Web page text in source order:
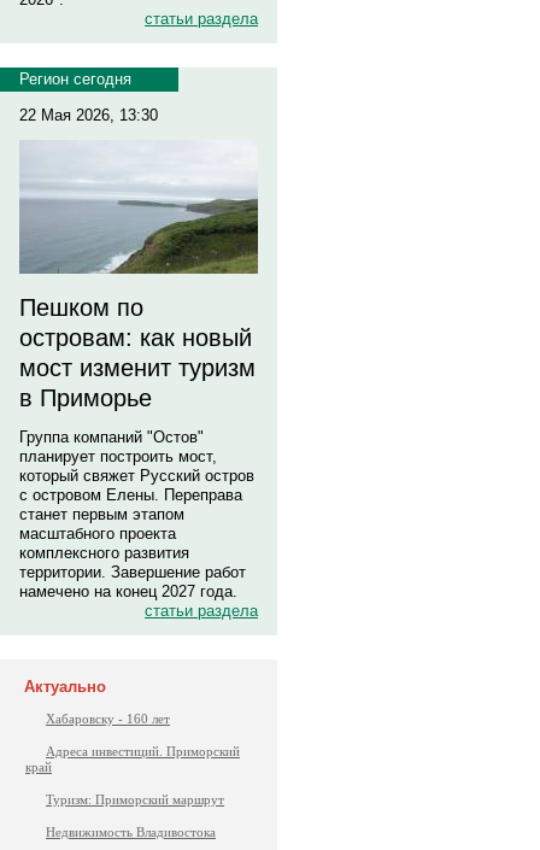
статьи раздела
Регион сегодня
22 Мая 2026, 13:30
Пешком по
островам: как новый
мост изменит туризм
в Приморье
Группа компаний "Остов"
планирует построить мост,
который свяжет Русский остров
с островом Елены. Переправа
станет первым этапом
масштабного проекта
комплексного развития
территории. Завершение работ
намечено на конец 2027 года.
статьи раздела
Актуально
Хабаровску - 160 лет
Адреса инвестиций. Приморский
край
Туризм: Приморский маршрут
Недвижимость Владивостока